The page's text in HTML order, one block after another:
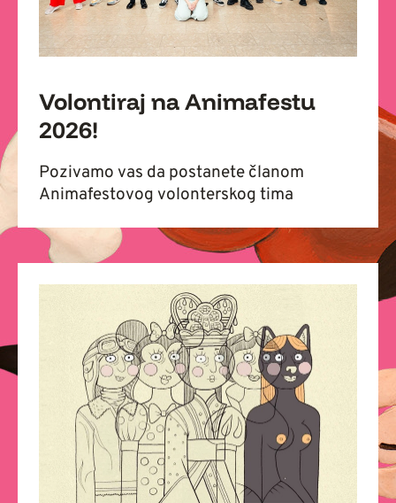
Volontiraj na Animafestu
2026!
Pozivamo vas da postanete članom
Animafestovog volonterskog tima